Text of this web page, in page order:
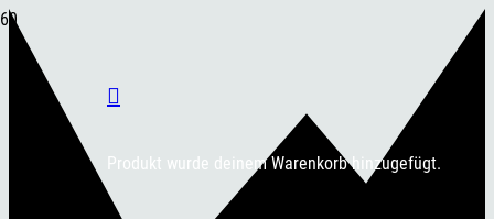
Produkt wurde deinem Warenkorb hinzugefügt.